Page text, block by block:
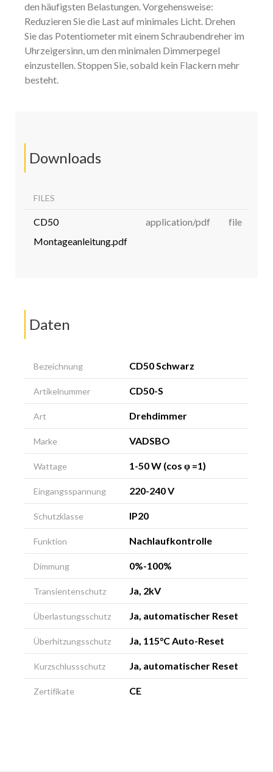
den häufigsten Belastungen. Vorgehensweise:
Reduzieren Sie die Last auf minimales Licht. Drehen
Sie das Potentiometer mit einem Schraubendreher im
Uhrzeigersinn, um den minimalen Dimmerpegel
einzustellen. Stoppen Sie, sobald kein Flackern mehr
besteht.
Downloads
FILES
CD50
Montageanleitung.pdf
application/pdf file
Daten
Bezeichnung CD50 Schwarz
Artikelnummer CD50-S
Art Drehdimmer
Marke VADSBO
Wattage 1-50 W (cos φ =1)
Eingangsspannung 220-240 V
Schutzklasse IP20
Funktion Nachlaufkontrolle
Dimmung 0%-100%
Transientenschutz Ja, 2kV
Überlastungsschutz Ja, automatischer Reset
Überhitzungsschutz Ja, 115°C Auto-Reset
Kurzschlussschutz Ja, automatischer Reset
Zertifikate CE